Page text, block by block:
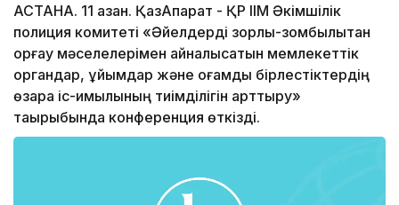
АСТАНА. 11 қазан. ҚазАқпарат - ҚР ІІМ Әкімшілік
полиция комитеті «Әйелдерді зорлық-зомбылықтан
қорғау мәселелерімен айналысатын мемлекеттік
органдар, ұйымдар және қоғамдық бірлестіктердің
өзара іс-қимылының тиімділігін арттыру»
тақырыбында конференция өткізді.